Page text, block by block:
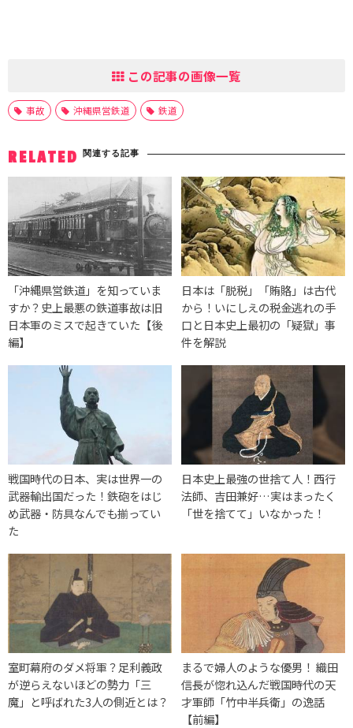
この記事の画像一覧
事故 沖縄県営鉄道 鉄道
RELATED 関連する記事
「沖縄県営鉄道」を知っていま
すか？史上最悪の鉄道事故は旧
日本軍のミスで起きていた【後
編】
日本は「脱税」「賄賂」は古代
から！いにしえの税金逃れの手
口と日本史上最初の「疑獄」事
件を解説
戦国時代の日本、実は世界一の
武器輸出国だった！鉄砲をはじ
め武器・防具なんでも揃ってい
た
日本史上最強の世捨て人！西行
法師、吉田兼好…実はまったく
「世を捨てて」いなかった！
室町幕府のダメ将軍？足利義政
が逆らえないほどの勢力「三
魔」と呼ばれた3人の側近とは？
まるで婦人のような優男！ 織田
信長が惚れ込んだ戦国時代の天
才軍師「竹中半兵衛」の逸話
【前編】